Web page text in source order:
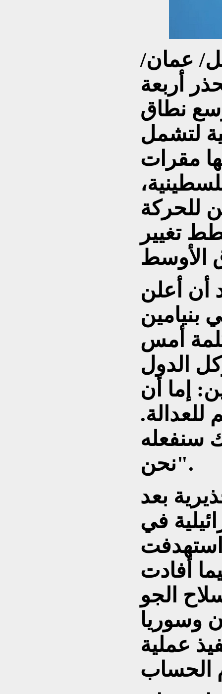
عمان/
أربعة
نطاق
لتشمل
مقرات
للحركة
تغيير
أن أعلن
بنيامين
أمس
الدول
إما أن
سنفعله
نحن".
بعد
في
استهدفت
أفادت
سلاح الجو
وسوريا
عملية